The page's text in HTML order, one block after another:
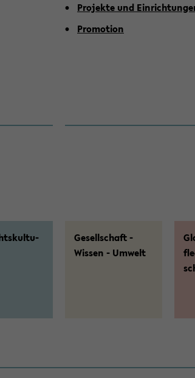
Pro­jek­te und
Pro­mo­ti­on
Ge­sell­schaft -
Wis­sen - Um­welt